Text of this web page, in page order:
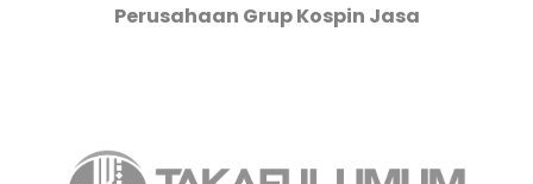
Perusahaan Grup Kospin Jasa